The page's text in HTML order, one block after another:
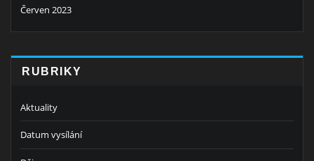
Červen 2023
RUBRIKY
Aktuality
Datum vysílání